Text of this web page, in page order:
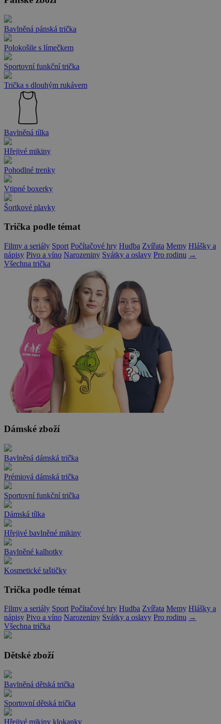
Bavlněná pánská trička
Polokošile s límečkem
Sportovní funkční trička
Trička s dlouhým rukávem
Bavlněná tílka
Hřejivé mikiny
Pohodlné trenky
Vtipné boxerky
Šortkové plavky
Trička podle témat
Filmy a seriály Sport Počítačové hry Hudba Zvířata Memy Hlášky a
nápisy Pivo a víno Narozeniny Svátky a oslavy Pro rodinu →
Všechna trička
Dámské zboží
Bavlněná dámská trička
Prémiová dámská trička
Sportovní funkční trička
Dámská tílka
Hřejivé bavlněné mikiny
Bavlněné kalhotky
Kosmetické taštičky
Trička podle témat
Filmy a seriály Sport Počítačové hry Hudba Zvířata Memy Hlášky a
nápisy Pivo a víno Narozeniny Svátky a oslavy Pro rodinu →
Všechna trička
Dětské zboží
Bavlněná dětská trička
Sportovní dětská trička
Hřejivé mikiny klokanky